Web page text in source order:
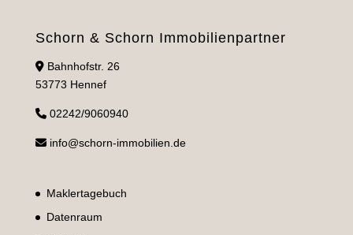
Schorn & Schorn Immobilienpartner
Bahnhofstr. 26
53773 Hennef
02242/9060940
info@schorn-immobilien.de
Maklertagebuch
Datenraum